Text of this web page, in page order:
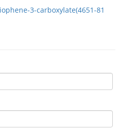
3-carboxylate(4651-81